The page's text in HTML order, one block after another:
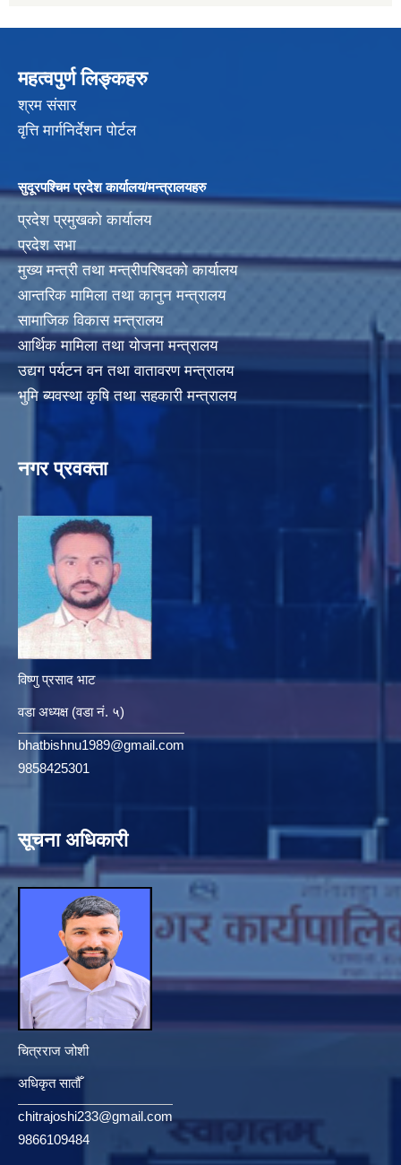
महत्वपुर्ण लिङ्कहरु
श्रम संसार
वृत्ति मार्गनिर्देशन पोर्टल
सुदूरपश्चिम प्रदेश कार्यालय/मन्त्रालयहरु
प्रदेश प्रमुखको कार्यालय
प्रदेश सभा
मुख्य मन्त्री तथा मन्त्रीपरिषदको कार्यालय
आन्तरिक मामिला तथा कानुन मन्त्रालय
सामाजिक विकास मन्त्रालय
आर्थिक मामिला तथा योजना मन्त्रालय
उद्यग पर्यटन वन तथा वातावरण मन्त्रालय
भुमि ब्यवस्था कृषि तथा सहकारी मन्त्रालय
नगर प्रवक्ता
विष्णु प्रसाद भाट
वडा अध्यक्ष (वडा नं. ५)
bhatbishnu1989@gmail.com
9858425301
सूचना अधिकारी
चित्रराज जोशी
अधिकृत सातौँ
chitrajoshi233@gmail.com
9866109484